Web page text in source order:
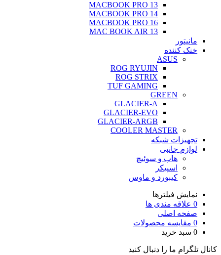
MACBOOK PRO 13
MACBOOK PRO 14
MACBOOK PRO 16
MAC BOOK AIR 13
مانیتور
خنک کننده
ASUS
ROG RYUJIN
ROG STRIX
TUF GAMING
GREEN
GLACIER-A
GLACIER-EVO
GLACIER-ARGB
COOLER MASTER
تجهیزات شبکه
لوازم جانبی
هاب و سوئیچ
اسپیکر
کیبورد و ماوس
نمایش فیلترها
0 علاقه مندی ها
صفحه اصلی
0 مقایسه محصولات
0 سبد خرید
کانال تلگرام ما را دنبال کنید